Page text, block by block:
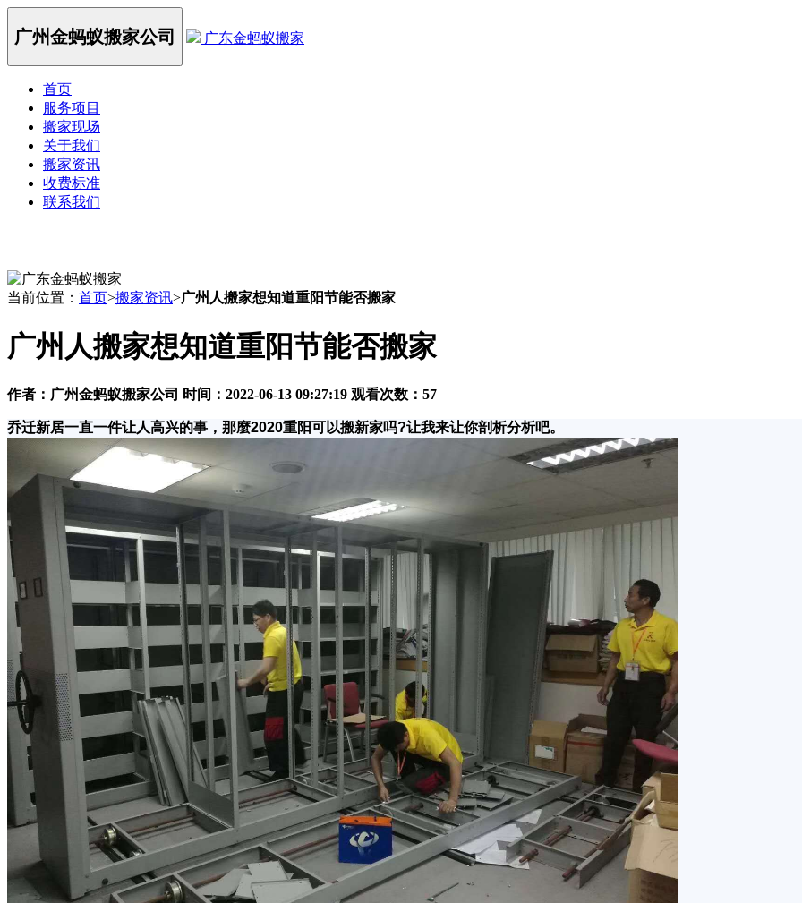
广州金蚂蚁搬家公司 广东金蚂蚁搬家
首页
服务项目
搬家现场
关于我们
搬家资讯
收费标准
联系我们
当前位置： 首页>搬家资讯>广州人搬家想知道重阳节能否搬家
广州人搬家想知道重阳节能否搬家
作者： 广州金蚂蚁搬家公司 时间：2022-06-13 09:27:19 观看次数：57
乔迁新居一直一件让人高兴的事，那麼2020重阳可以搬新家吗?让我来让你剖析分析吧。